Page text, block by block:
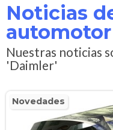
Noticias
automotor
Nuestras noticias
'Daimler'
Novedades